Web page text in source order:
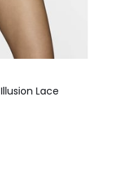
Lace